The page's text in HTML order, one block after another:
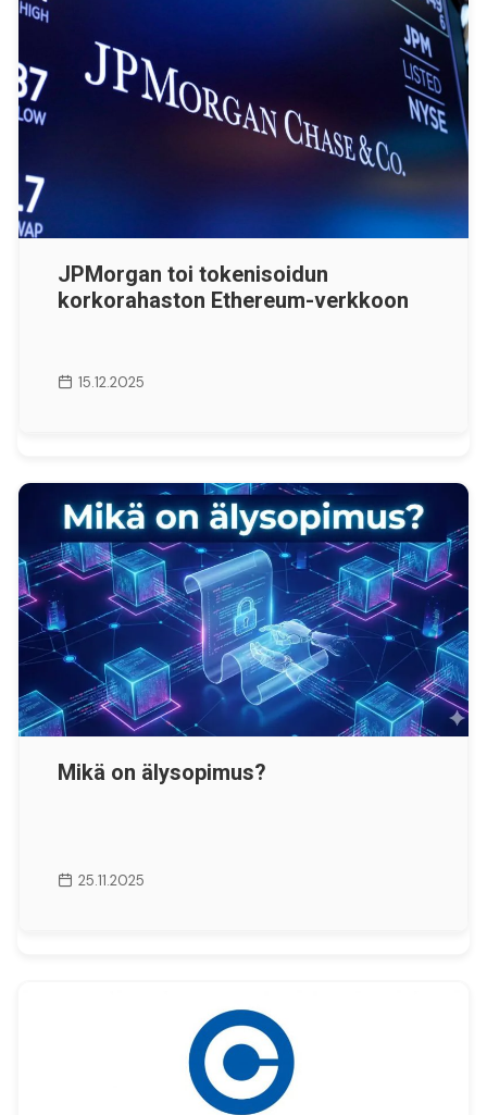
JPMorgan toi tokenisoidun
korkorahaston Ethereum-verkkoon
15.12.2025
Mikä on älysopimus?
25.11.2025